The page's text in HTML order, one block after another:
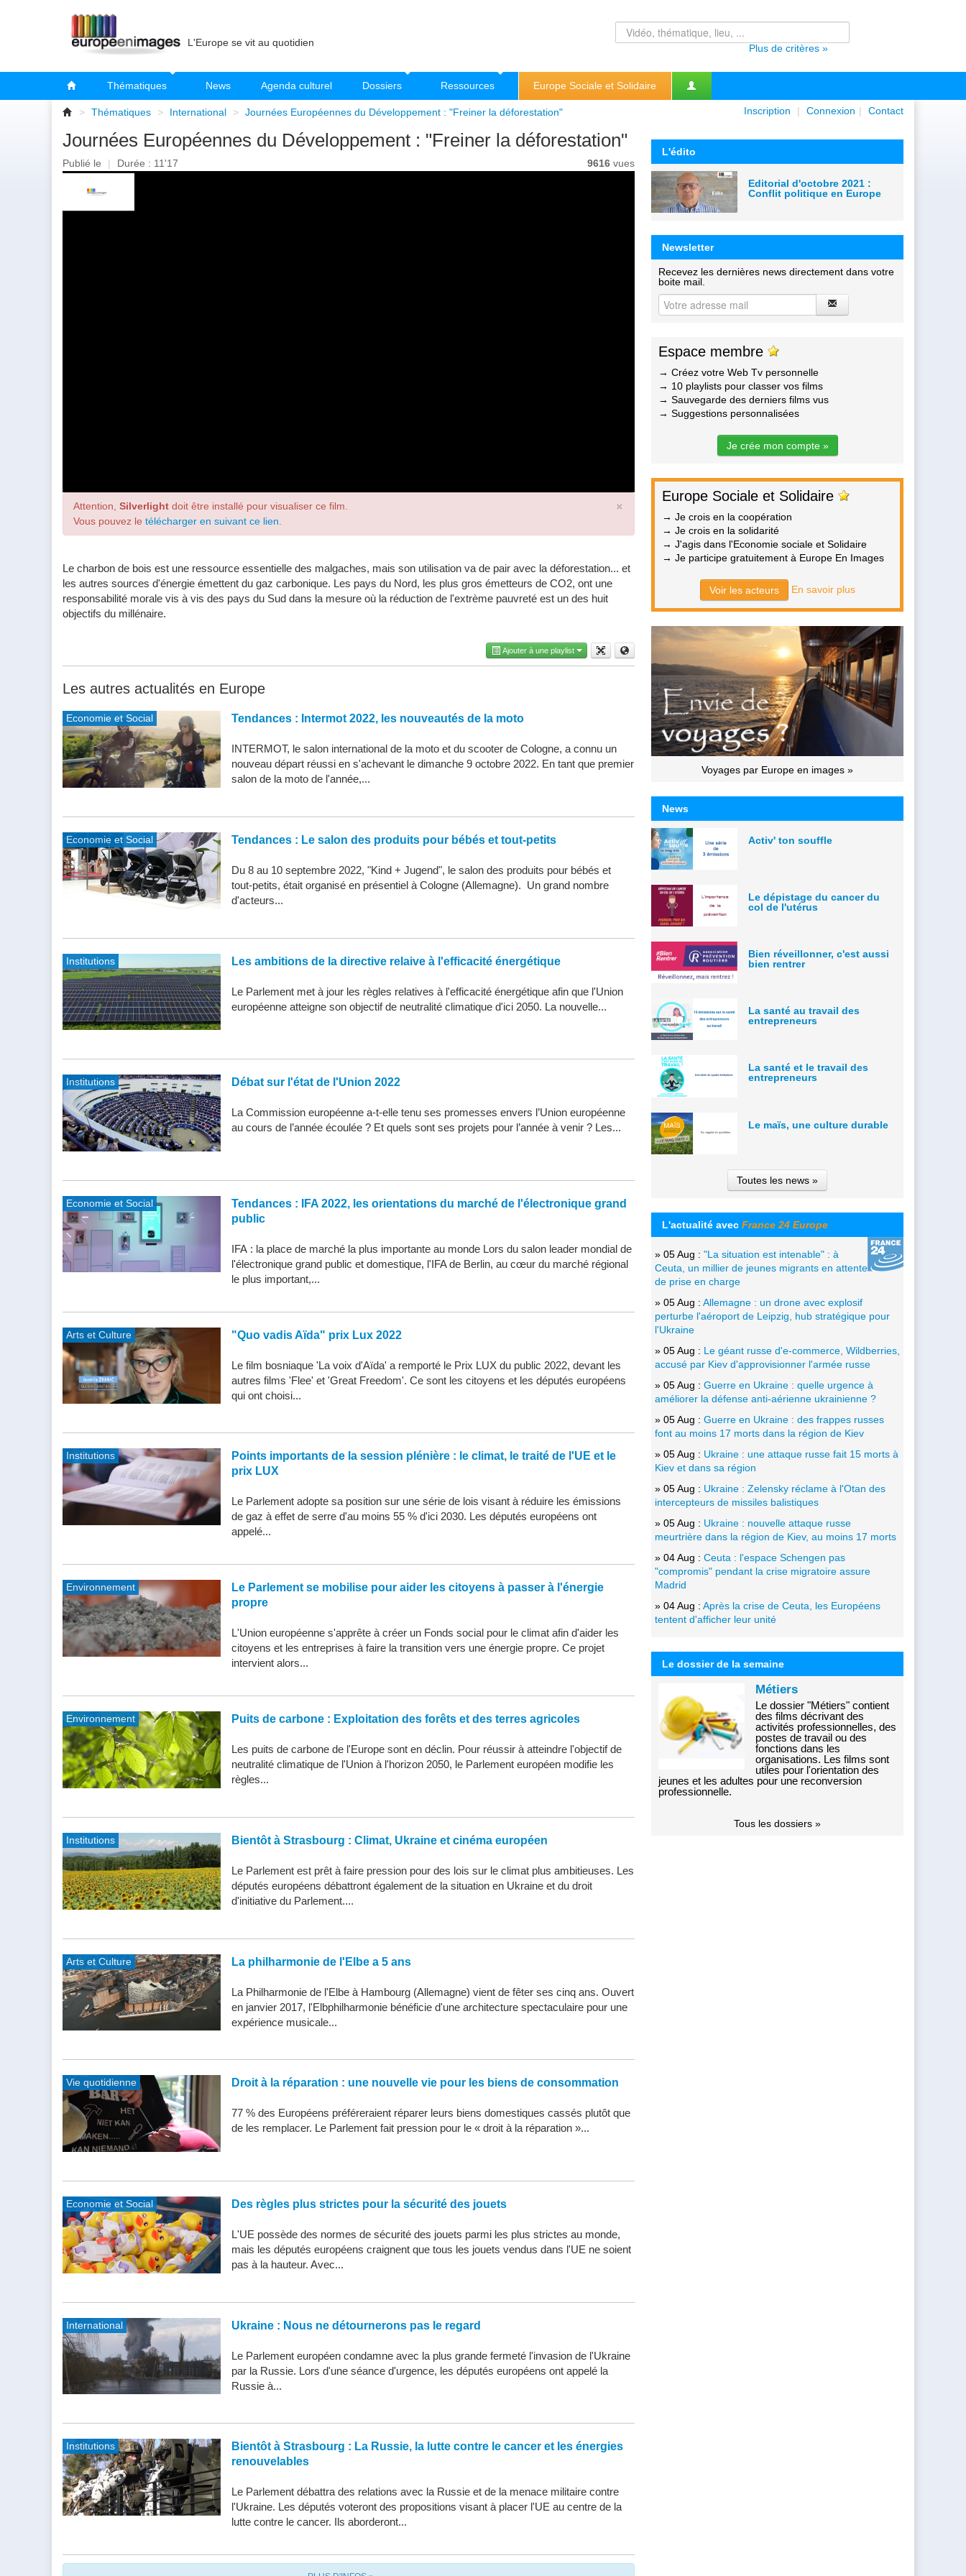
L'Europe se vit au quotidien Plus de critères »
Thématiques News Agenda culturel Dossiers Ressources Europe Sociale et Solidaire
> Thématiques > International > Journées Européennes du Développement : "Freiner la déforestation" Inscription | Connexion | Contact
Journées Européennes du Développement : "Freiner la déforestation"
Publié le | Durée : 11'17 9616vues
×
Attention, Silverlight doit être installé pour visualiser ce film.
Vous pouvez le télécharger en suivant ce lien
Le charbon de bois est une ressource essentielle des malgaches, mais son utilisation va de pair avec la déforestation... et
les autres sources d'énergie émettent du gaz carbonique. Les pays du Nord, les plus gros émetteurs de CO2, ont une
responsabilité morale vis à vis des pays du Sud dans la mesure où la réduction de l'extrème pauvreté est un des huit
objectifs du millénaire.
Ajouter à une playlist
Les autres actualités en Europe
Economie et Social Tendances : Intermot 2022, les nouveautés de la moto
INTERMOT, le salon international de la moto et du scooter de Cologne, a connu un
nouveau départ réussi en s'achevant le dimanche 9 octobre 2022. En tant que premier
salon de la moto de l'année,...
Economie et Social Tendances : Le salon des produits pour bébés et tout-petits
Du 8 au 10 septembre 2022, "Kind + Jugend", le salon des produits pour bébés et
tout-petits, était organisé en présentiel à Cologne (Allemagne). Un grand nombre
d'acteurs...
Institutions Les ambitions de la directive relaive à l'efficacité énergétique
Le Parlement met à jour les règles relatives à l'efficacité énergétique afin que l'Union
européenne atteigne son objectif de neutralité climatique d'ici 2050. La nouvelle...
Institutions Débat sur l'état de l'Union 2022
La Commission européenne a-t-elle tenu ses promesses envers l’Union européenne
au cours de l’année écoulée ? Et quels sont ses projets pour l’année à venir ? Les...
Economie et Social
Tendances : IFA 2022, les orientations du marché de l'électronique grand
public
IFA : la place de marché la plus importante au monde Lors du salon leader mondial de
l'électronique grand public et domestique, l'IFA de Berlin, au cœur du marché régional
le plus important,...
Arts et Culture "Quo vadis Aïda" prix Lux 2022
Le film bosniaque 'La voix d'Aïda' a remporté le Prix LUX du public 2022, devant les
autres films 'Flee' et 'Great Freedom'. Ce sont les citoyens et les députés européens
qui ont choisi...
Institutions
Points importants de la session plénière : le climat, le traité de l'UE et le
prix LUX
Le Parlement adopte sa position sur une série de lois visant à réduire les émissions
de gaz à effet de serre d'au moins 55 % d'ici 2030. Les députés européens ont
appelé...
Environnement
Le Parlement se mobilise pour aider les citoyens à passer à l'énergie
propre
L'Union européenne s'apprête à créer un Fonds social pour le climat afin d'aider les
citoyens et les entreprises à faire la transition vers une énergie propre. Ce projet
intervient alors...
Environnement Puits de carbone : Exploitation des forêts et des terres agricoles
Les puits de carbone de l'Europe sont en déclin. Pour réussir à atteindre l'objectif de
neutralité climatique de l'Union à l'horizon 2050, le Parlement européen modifie les
règles...
Institutions Bientôt à Strasbourg : Climat, Ukraine et cinéma européen
Le Parlement est prêt à faire pression pour des lois sur le climat plus ambitieuses. Les
députés européens débattront également de la situation en Ukraine et du droit
d'initiative du Parlement....
Arts et Culture La philharmonie de l'Elbe a 5 ans
La Philharmonie de l'Elbe à Hambourg (Allemagne) vient de fêter ses cinq ans. Ouvert
en janvier 2017, l'Elbphilharmonie bénéficie d'une architecture spectaculaire pour une
expérience musicale...
Vie quotidienne Droit à la réparation : une nouvelle vie pour les biens de consommation
77 % des Européens préféreraient réparer leurs biens domestiques cassés plutôt que
de les remplacer. Le Parlement fait pression pour le « droit à la réparation »...
Economie et Social Des règles plus strictes pour la sécurité des jouets
L'UE possède des normes de sécurité des jouets parmi les plus strictes au monde,
mais les députés européens craignent que tous les jouets vendus dans l'UE ne soient
pas à la hauteur. Avec...
International Ukraine : Nous ne détournerons pas le regard
Le Parlement européen condamne avec la plus grande fermeté l'invasion de l'Ukraine
par la Russie. Lors d'une séance d'urgence, les députés européens ont appelé la
Russie à...
Institutions
Bientôt à Strasbourg : La Russie, la lutte contre le cancer et les énergies
renouvelables
Le Parlement débattra des relations avec la Russie et de la menace militaire contre
l'Ukraine. Les députés voteront des propositions visant à placer l'UE au centre de la
lutte contre le cancer. Ils aborderont...
L'édito
Editorial d'octobre 2021 :
Conflit politique en Europe
Newsletter
Recevez les dernières news directement dans votre
boite mail.
Espace membre
→ Créez votre Web Tv personnelle
→ 10 playlists pour classer vos films
→ Sauvegarde des derniers films vus
→ Suggestions personnalisées
Je crée mon compte »
Europe Sociale et Solidaire
→ Je crois en la coopération
→ Je crois en la solidarité
→ J'agis dans l'Economie sociale et Solidaire
→ Je participe gratuitement à Europe En Images
Voir les acteurs En savoir plus
Voyages par Europe en images »
News
Activ' ton souffle
Le dépistage du cancer du
col de l'utérus
Bien réveillonner, c'est aussi
bien rentrer
La santé au travail des
entrepreneurs
La santé et le travail des
entrepreneurs
Le maïs, une culture durable
Toutes les news »
L'actualité avec France 24 Europe
» 05 Aug : "La situation est intenable" : à
Ceuta, un millier de jeunes migrants en attente
de prise en charge
» 05 Aug : Allemagne : un drone avec explosif
perturbe l'aéroport de Leipzig, hub stratégique pour
l'Ukraine
» 05 Aug : Le géant russe d'e-commerce, Wildberries,
accusé par Kiev d'approvisionner l'armée russe
» 05 Aug : Guerre en Ukraine : quelle urgence à
améliorer la défense anti-aérienne ukrainienne ?
» 05 Aug : Guerre en Ukraine : des frappes russes
font au moins 17 morts dans la région de Kiev
» 05 Aug : Ukraine : une attaque russe fait 15 morts à
Kiev et dans sa région
» 05 Aug : Ukraine : Zelensky réclame à l'Otan des
intercepteurs de missiles balistiques
» 05 Aug : Ukraine : nouvelle attaque russe
meurtrière dans la région de Kiev, au moins 17 morts
» 04 Aug : Ceuta : l'espace Schengen pas
"compromis" pendant la crise migratoire assure
Madrid
» 04 Aug : Après la crise de Ceuta, les Européens
tentent d'afficher leur unité
Le dossier de la semaine
Métiers
Le dossier "Métiers" contient
des films décrivant des
activités professionnelles, des
postes de travail ou des
fonctions dans les
organisations. Les films sont
utiles pour l'orientation des
jeunes et les adultes pour une reconversion
professionnelle.
Tous les dossiers »